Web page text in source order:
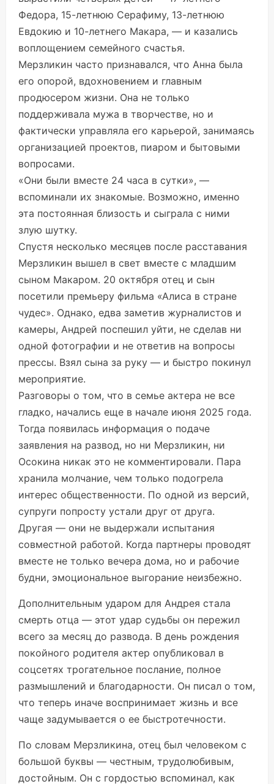
Федора, 15-летнюю Серафиму, 13-летнюю
Евдокию и 10-летнего Макара, — и казались
воплощением семейного счастья.
Мерзликин часто признавался, что Анна была
его опорой, вдохновением и главным
продюсером жизни. Она не только
поддерживала мужа в творчестве, но и
фактически управляла его карьерой, занимаясь
организацией проектов, пиаром и бытовыми
вопросами.
«Они были вместе 24 часа в сутки», —
вспоминали их знакомые. Возможно, именно
эта постоянная близость и сыграла с ними
злую шутку.
Спустя несколько месяцев после расставания
Мерзликин вышел в свет вместе с младшим
сыном Макаром. 20 октября отец и сын
посетили премьеру фильма «Алиса в стране
чудес». Однако, едва заметив журналистов и
камеры, Андрей поспешил уйти, не сделав ни
одной фотографии и не ответив на вопросы
прессы. Взял сына за руку — и быстро покинул
мероприятие.
Разговоры о том, что в семье актера не все
гладко, начались еще в начале июня 2025 года.
Тогда появилась информация о подаче
заявления на развод, но ни Мерзликин, ни
Осокина никак это не комментировали. Пара
хранила молчание, чем только подогрела
интерес общественности. По одной из версий,
супруги попросту устали друг от друга.
Другая — они не выдержали испытания
совместной работой. Когда партнеры проводят
вместе не только вечера дома, но и рабочие
будни, эмоциональное выгорание неизбежно.
Дополнительным ударом для Андрея стала
смерть отца — этот удар судьбы он пережил
всего за месяц до развода. В день рождения
покойного родителя актер опубликовал в
соцсетях трогательное послание, полное
размышлений и благодарности. Он писал о том,
что теперь иначе воспринимает жизнь и все
чаще задумывается о ее быстротечности.
По словам Мерзликина, отец был человеком с
большой буквы — честным, трудолюбивым,
достойным. Он с гордостью вспоминал, как